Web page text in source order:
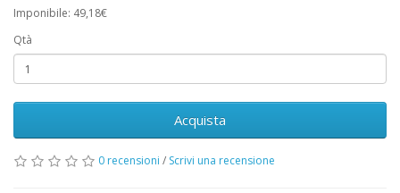
Imponibile: 49,18€
Qtà
Acquista
0 recensioni / Scrivi una recensione